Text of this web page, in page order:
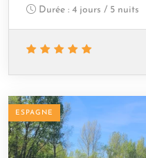
Durée : 4 jours / 5 nuits
ESPAGNE